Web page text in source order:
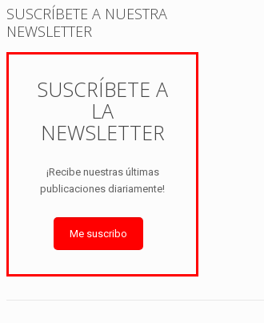
SUSCRÍBETE A NUESTRA
NEWSLETTER
SUSCRÍBETE A
LA
NEWSLETTER
¡Recibe nuestras últimas
publicaciones diariamente!
Me suscribo